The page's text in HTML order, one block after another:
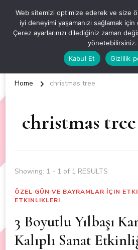
OKUL ÖNCESİ
EN YENİ VE ÖZGÜN OKUL ÖNCESİ
Home christmas tree
christmas tree
Showing: 1 - 1 of 1 RESULTS
ÖZEL GÜN VE BAYRAMLAR İÇIN
ETKINLIKLERI
3 Boyutlu Yılbaşı
Kalıplı Sanat
Web sitemizi optimize ederek ve size
iyi deneyimi yaşamanızı sağlamak
Çerez ayarlarınızı dilediğiniz zaman
yönetebilirsiniz.
Kabul Et
Gizlilik